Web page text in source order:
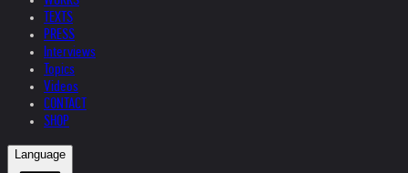
TEXTS
PRESS
Interviews
Topics
Videos
CONTACT
SHOP
Language